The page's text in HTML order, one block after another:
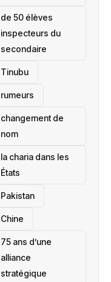
de 50 élèves
inspecteurs du
secondaire
Tinubu
rumeurs
changement de
nom
la charia dans les
États
‎Pakistan
Chine
75 ans d’une
alliance
stratégique